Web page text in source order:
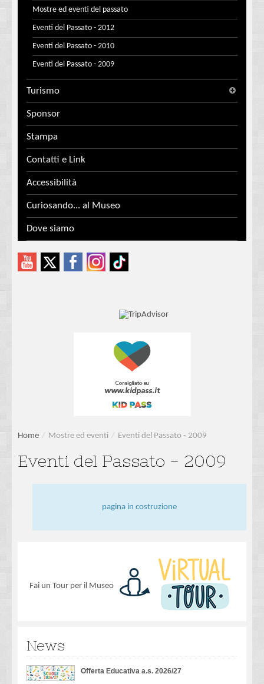
Mostre ed eventi del passato
Eventi del Passato - 2012
Eventi del Passato - 2010
Eventi del Passato - 2009
Turismo
Sponsor
Stampa
Contatti e Link
Accessibilità
Curiosando... al Museo
Dove siamo
Home / Mostre ed eventi / Eventi del Passato - 2009
Eventi del Passato - 2009
pagina in costruzione
Fai un Tour per il Museo
News
Offerta Educativa a.s. 2026/27